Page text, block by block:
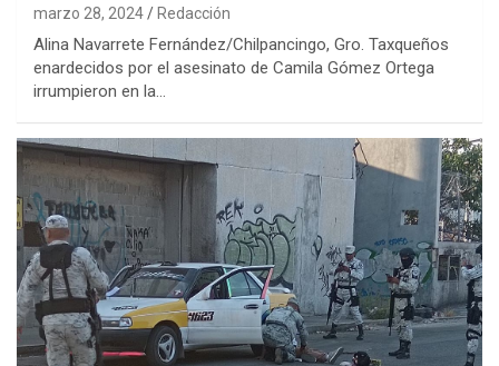
marzo 28, 2024 Redacción
Alina Navarrete Fernández/Chilpancingo, Gro. Taxqueños
enardecidos por el asesinato de Camila Gómez Ortega
irrumpieron en la…